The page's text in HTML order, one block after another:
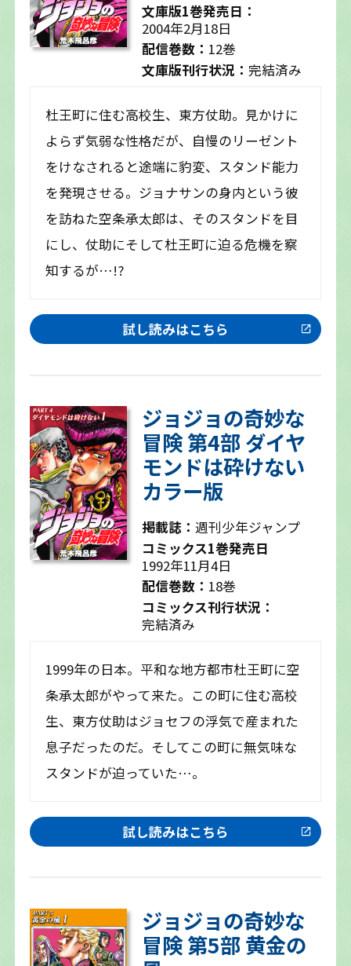
文庫版1巻発売日：
2004年2月18日
配信巻数： 12巻
文庫版刊行状況： 完結済み
杜王町に住む高校生、東方仗助。見かけに
よらず気弱な性格だが、自慢のリーゼント
をけなされると途端に豹変、スタンド能力
を発現させる。ジョナサンの身内という彼
を訪ねた空条承太郎は、そのスタンドを目
にし、仗助にそして杜王町に迫る危機を察
知するが…!?
試し読みはこちら
ジョジョの奇妙な
冒険 第4部 ダイヤ
モンドは砕けない
カラー版
掲載誌： 週刊少年ジャンプ
コミックス1巻発売日
1992年11月4日
配信巻数： 18巻
コミックス刊行状況：
完結済み
1999年の日本。平和な地方都市杜王町に空
条承太郎がやって来た。この町に住む高校
生、東方仗助はジョセフの浮気で産まれた
息子だったのだ。そしてこの町に無気味な
スタンドが迫っていた…。
試し読みはこちら
ジョジョの奇妙な
冒険 第5部 黄金の